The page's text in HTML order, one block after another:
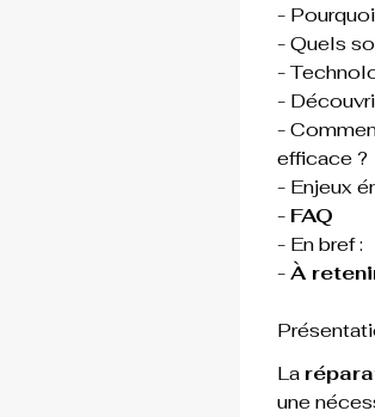
-
- Quels
-
-
-
efficace ?
- Enjeux
- FAQ
- En bref :
- À
La
une